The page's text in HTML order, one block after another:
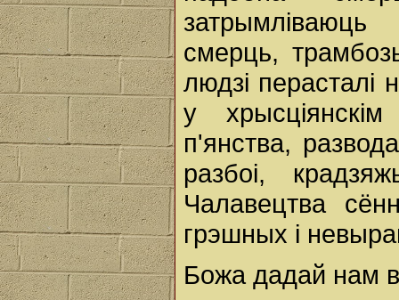
затрымліваюць
смерць,
людзі перасталі
у
п'янства,
разбоі,
Чалавецтва
грэшных і
Божа дадай нам